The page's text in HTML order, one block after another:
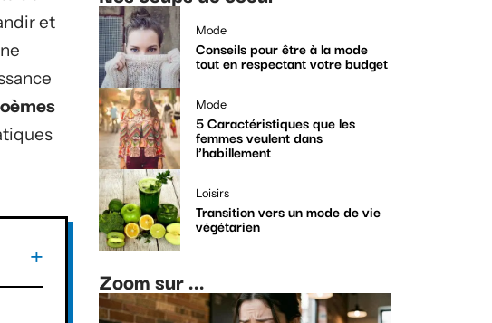
et
Mode
Conseils pour être à la mode
tout en respectant votre budget
Mode
5 Caractéristiques que les
femmes veulent dans
l’habillement
Loisirs
Transition vers un mode de vie
végétarien
Zoom sur ...